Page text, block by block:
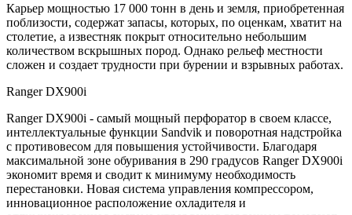
Карьер мощностью 17 000 тонн в день и земля, приобретенная
поблизости, содержат запасы, которых, по оценкам, хватит на
столетие, а известняк покрыт относительно небольшим
количеством вскрышных пород. Однако рельеф местности
сложен и создает трудности при бурении и взрывных работах.
Ranger DX900i
Ranger DX900i - самый мощный перфоратор в своем классе,
интеллектуальные функции Sandvik и поворотная надстройка
с противовесом для повышения устойчивости. Благодаря
максимальной зоне обуривания в 290 градусов Ranger DX900i
экономит время и сводит к минимуму необходимость
перестановки. Новая система управления компрессором,
инновационное расположение охладителя и